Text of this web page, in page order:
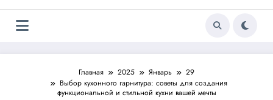
Главная 2025 Январь
29
Выбор кухонного гарнитура: советы для создания
функциональной и стильной кухни вашей мечты